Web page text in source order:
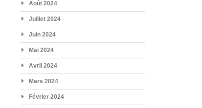
Août 2024
Juillet 2024
Juin 2024
Mai 2024
Avril 2024
Mars 2024
Février 2024